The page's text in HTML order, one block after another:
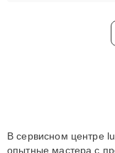
В сервисном центре
опытные мастера с